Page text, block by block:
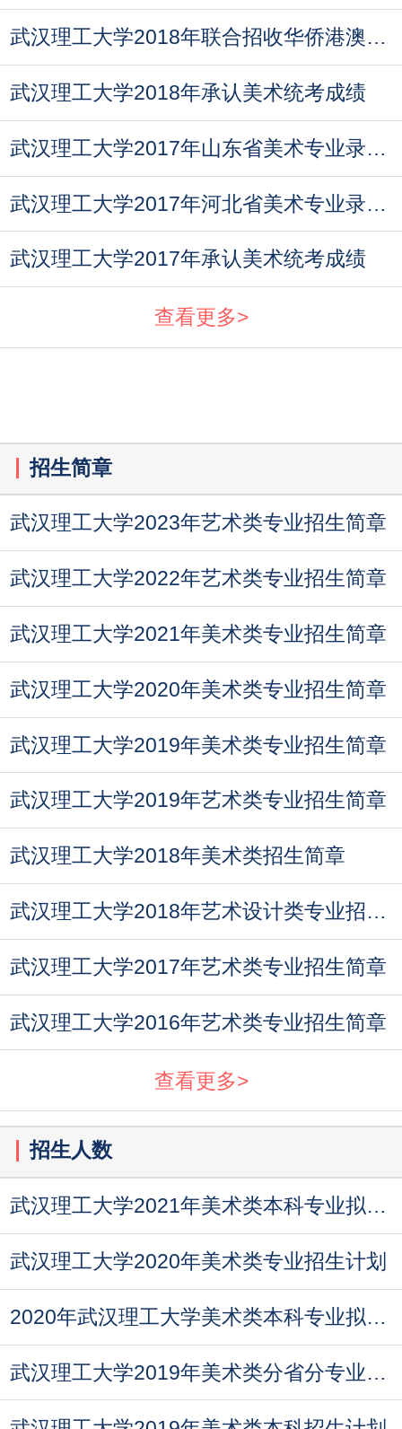
武汉理工大学2018年联合招收华侨港澳台艺术类术科考核方案
武汉理工大学2018年承认美术统考成绩
武汉理工大学2017年山东省美术专业录取最低分
武汉理工大学2017年河北省美术专业录取线
武汉理工大学2017年承认美术统考成绩
查看更多>
招生简章
武汉理工大学2023年艺术类专业招生简章
武汉理工大学2022年艺术类专业招生简章
武汉理工大学2021年美术类专业招生简章
武汉理工大学2020年美术类专业招生简章
武汉理工大学2019年美术类专业招生简章
武汉理工大学2019年艺术类专业招生简章
武汉理工大学2018年美术类招生简章
武汉理工大学2018年艺术设计类专业招生访谈
武汉理工大学2017年艺术类专业招生简章
武汉理工大学2016年艺术类专业招生简章
查看更多>
招生人数
武汉理工大学2021年美术类本科专业拟招生计划
武汉理工大学2020年美术类专业招生计划
2020年武汉理工大学美术类本科专业拟招生计划
武汉理工大学2019年美术类分省分专业招生计划